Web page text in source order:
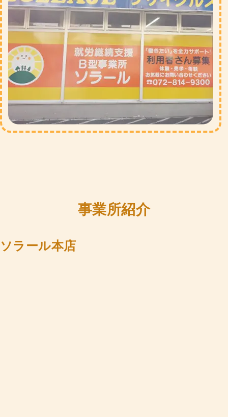
事業所紹介
ソラール本店